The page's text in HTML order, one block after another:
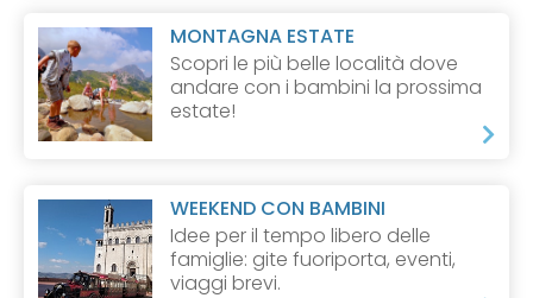
MONTAGNA ESTATE
Scopri le più belle località dove
andare con i bambini la prossima
estate!
WEEKEND CON BAMBINI
Idee per il tempo libero delle
famiglie: gite fuoriporta, eventi,
viaggi brevi.